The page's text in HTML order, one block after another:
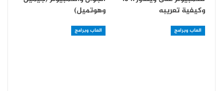
وكيفية تعريبه
وهوتميل)
العاب وبرامج العاب وبرامج